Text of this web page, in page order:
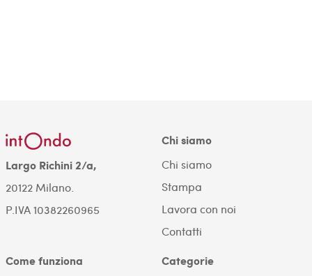
Largo Richini 2/a,
20122 Milano.
P.IVA 10382260965
Chi siamo
Chi siamo
Stampa
Lavora con noi
Contatti
Come funziona Categorie